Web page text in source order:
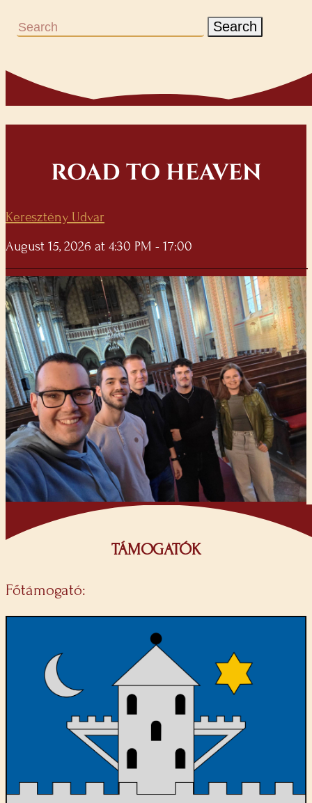
Search
ROAD TO HEAVEN
Keresztény Udvar
August 15, 2026 at 4:30 PM - 17:00
TÁMOGATÓK
Főtámogató: